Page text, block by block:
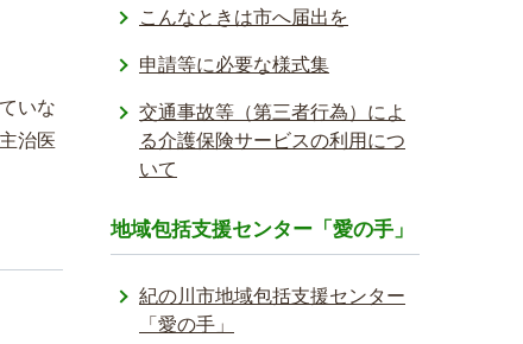
いな
治医
こんなときは市へ届出を
申請等に必要な様式集
交通事故等（第三者行為）によ
る介護保険サービスの利用につ
いて
地域包括支援センター「愛の手」
紀の川市地域包括支援センター
「愛の手」